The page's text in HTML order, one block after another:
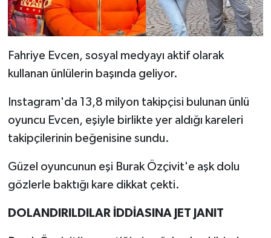
Fahriye Evcen, sosyal medyayı aktif olarak
kullanan ünlülerin başında geliyor.
Instagram'da 13,8 milyon takipçisi bulunan ünlü
oyuncu Evcen, eşiyle birlikte yer aldığı kareleri
takipçilerinin beğenisine sundu.
Güzel oyuncunun eşi Burak Özçivit'e aşk dolu
gözlerle baktığı kare dikkat çekti.
DOLANDIRILDILAR İDDİASINA JET JANIT